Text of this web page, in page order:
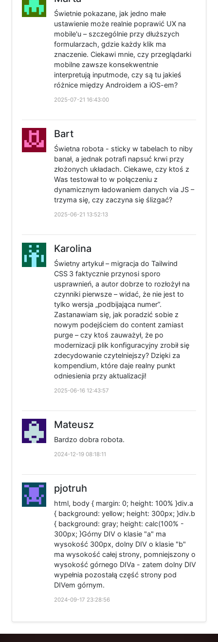
Świetnie pokazane, jak jedno małe
ustawienie może realnie poprawić UX na
mobile'u – szczególnie przy dłuższych
formularzach, gdzie każdy klik ma
znaczenie. Ciekawi mnie, czy przeglądarki
mobilne zawsze konsekwentnie
interpretują inputmode, czy są tu jakieś
różnice między Androidem a iOS-em?
2025-07-21 16:43:00
Bart
Świetna robota - sticky w tabelach to niby
banał, a jednak potrafi napsuć krwi przy
złożonych układach. Ciekawe, czy ktoś z
Was testował to w połączeniu z
dynamicznym ładowaniem danych via JS –
trzyma się, czy zaczyna się ślizgać?
2025-06-21 13:52:13
Karolina
Świetny artykuł – migracja do Tailwind
CSS 3 faktycznie przynosi sporo
usprawnień, a autor dobrze to rozłożył na
czynniki pierwsze – widać, że nie jest to
tylko wersja „podbijająca numer”.
Zastanawiam się, jak poradzić sobie z
nowym podejściem do content zamiast
purge – czy ktoś zauważył, że po
modernizacji plik konfiguracyjny zrobił się
zdecydowanie czytelniejszy? Dzięki za
kompendium, które daje realny punkt
odniesienia przy aktualizacji!
2025-06-16 12:43:57
Mateusz
Bardzo dobra robota.
2024-12-19 08:18:11
pjotruh
html, body { margin: 0; height: 100% }div.a
{ background: yellow; height: 300px; }div.b
{ background: gray; height: calc(100% -
300px; }Górny DIV o klasie "a" ma
wysokość 300px, dolny DIV o klasie "b"
ma wysokość całej strony, pomniejszony o
wysokość górnego DIVa - zatem dolny DIV
wypełnia pozostałą część strony pod
DIVem górnym.
2024-09-17 23:28:56